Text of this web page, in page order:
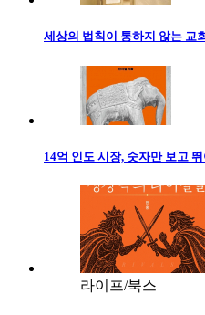
세상의 법칙이 통하지 않는 교회
14억 인도 시장, 숫자만 보고
라이프/북스